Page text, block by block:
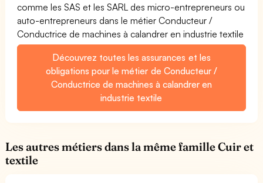
comme les SAS et les SARL des micro-entrepreneurs ou
auto-entrepreneurs dans le métier Conducteur /
Conductrice de machines à calandrer en industrie textile
Découvrez toutes les assurances et les
obligations pour le métier de Conducteur /
Conductrice de machines à calandrer en
industrie textile
Les autres métiers dans la même famille Cuir et
textile